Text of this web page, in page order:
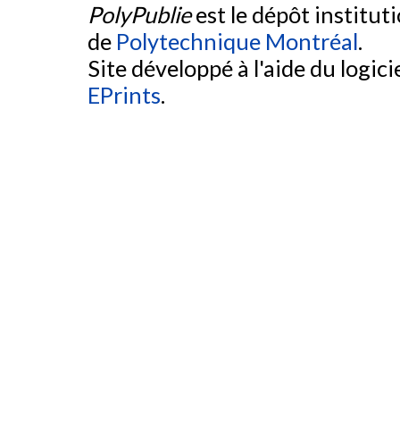
PolyPublieest le dépôt
de Polytechnique Montréal.
Site développé à l'aide du
EPrints.